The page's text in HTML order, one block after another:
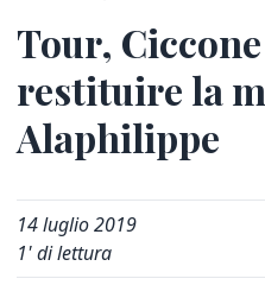
Tour,
restituire la
Alaphilippe
14 luglio 2019
1' di lettura